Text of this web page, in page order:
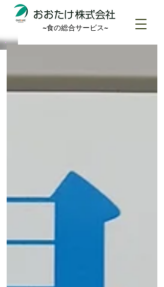
~食の総合サービス~